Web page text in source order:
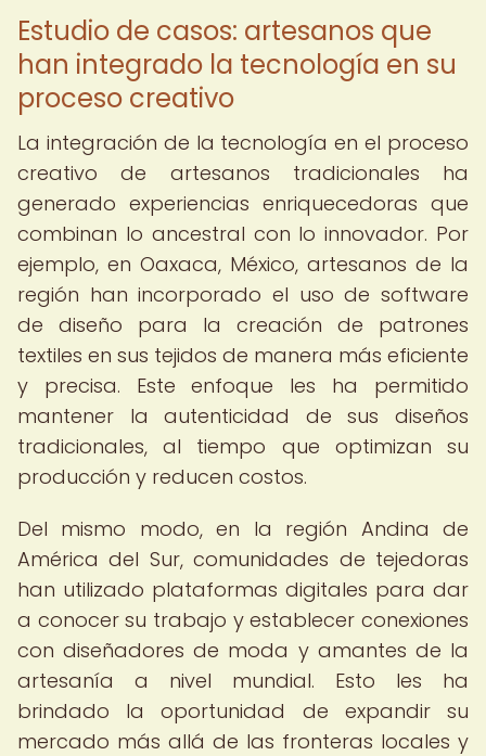
Estudio de casos: artesanos que
han integrado la tecnología en su
proceso creativo
La integración de la tecnología en el proceso
creativo de artesanos tradicionales ha
generado experiencias enriquecedoras que
combinan lo ancestral con lo innovador. Por
ejemplo, en Oaxaca, México, artesanos de la
región han incorporado el uso de software
de diseño para la creación de patrones
textiles en sus tejidos de manera más eficiente
y precisa. Este enfoque les ha permitido
mantener la autenticidad de sus diseños
tradicionales, al tiempo que optimizan su
producción y reducen costos.
Del mismo modo, en la región Andina de
América del Sur, comunidades de tejedoras
han utilizado plataformas digitales para dar
a conocer su trabajo y establecer conexiones
con diseñadores de moda y amantes de la
artesanía a nivel mundial. Esto les ha
brindado la oportunidad de expandir su
mercado más allá de las fronteras locales y